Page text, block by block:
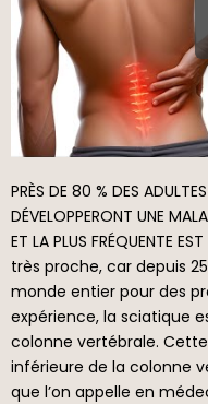
PRÈS DE 80 % DES
DÉVELOPPERONT UNE
ET LA PLUS FRÉQUENTE
très proche, car depuis
monde entier pour des
expérience, la sciatique
colonne vertébrale.
inférieure de la colonne
que l’on appelle en